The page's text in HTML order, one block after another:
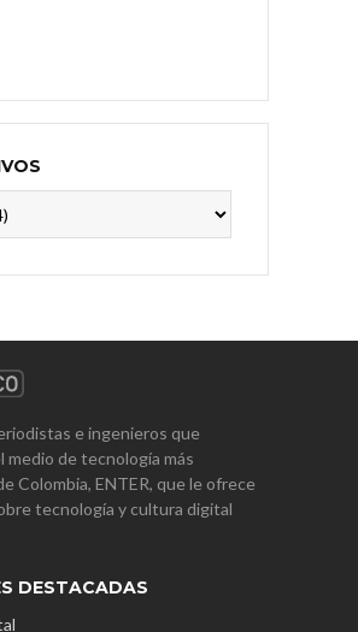
e ingenieros que
medio de tecnología más
Colombia, ENTER, que le ofrece
tecnología y cultura digital
DESTACADAS